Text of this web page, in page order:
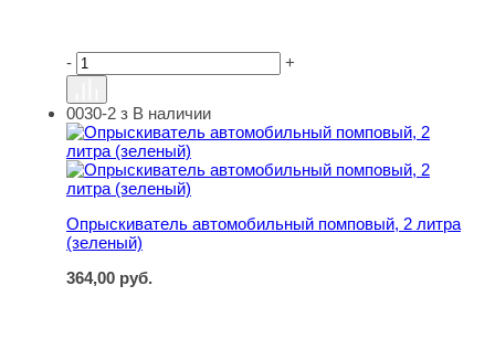
- +
Опрыскиватель автомобильный помповый, 2 литра
0030-2 з В наличии
Опрыскиватель автомобильный помповый, 2 литра
(зеленый)
364,00 руб.